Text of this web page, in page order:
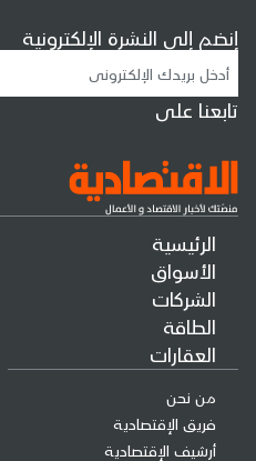
الرئيسية
الأسواق
الشركات
الطاقة
العقارات
من نحن
فريق الإقتصادية
أرشيف الإقتصادية
إنضم إلى النشرة الإلكترونية
تابعنا على